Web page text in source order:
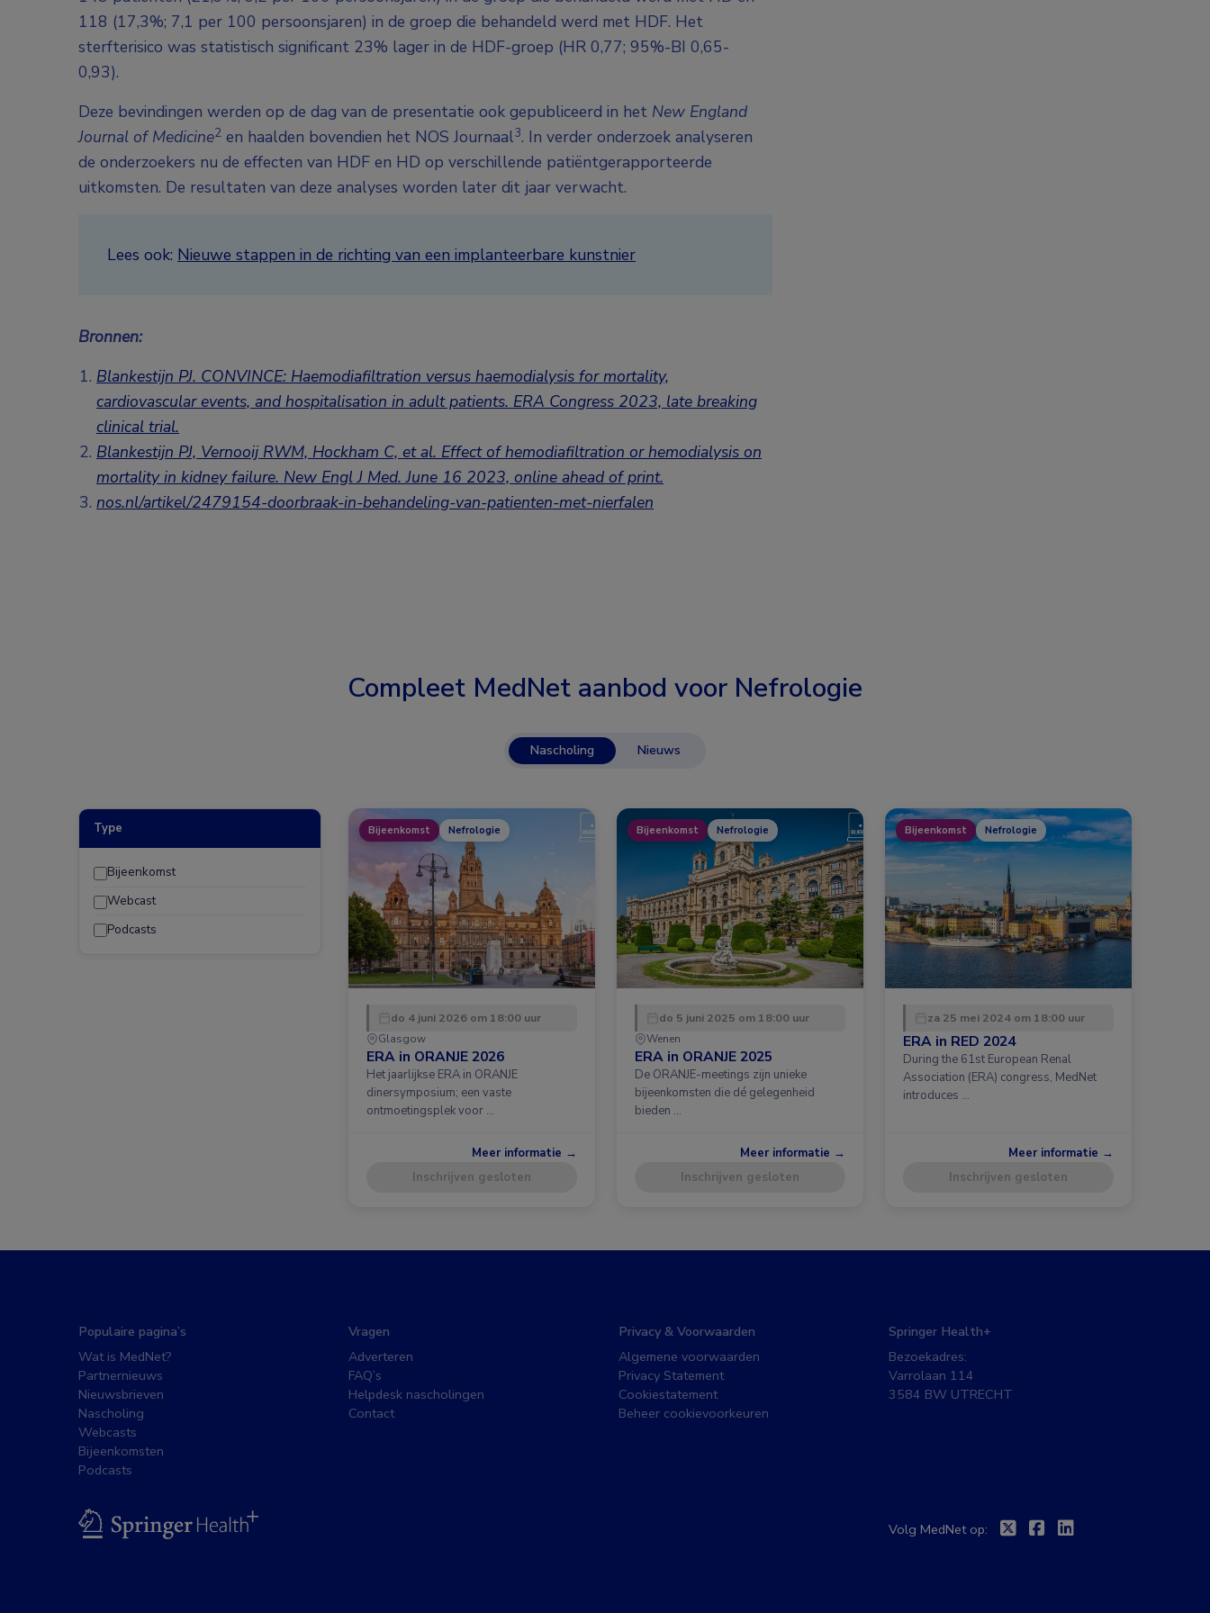
118 (17,3%; 7,1 per 100 persoonsjaren) in de groep die behandeld werd met HDF. Het
sterfterisico was statistisch significant 23% lager in de HDF-groep (HR 0,77; 95%-BI 0,65-
0,93).
Deze bevindingen werden op de dag van de presentatie ook gepubliceerd in het New England
Journal of Medicine2 en haalden bovendien het NOS Journaal3. In verder onderzoek analyseren
de onderzoekers nu de effecten van HDF en HD op verschillende patiëntgerapporteerde
uitkomsten. De resultaten van deze analyses worden later dit jaar verwacht.
Lees ook: Nieuwe stappen in de richting van een implanteerbare kunstnier
Bronnen:
Blankestijn PJ. CONVINCE: Haemodiafiltration versus haemodialysis for mortality,
cardiovascular events, and hospitalisation in adult patients. ERA Congress 2023, late breaking
clinical trial.
Blankestijn PJ, Vernooij RWM, Hockham C, et al. Effect of hemodiafiltration or hemodialysis on
mortality in kidney failure. New Engl J Med. June 16 2023, online ahead of print.
nos.nl/artikel/2479154-doorbraak-in-behandeling-van-patienten-met-nierfalen
Compleet MedNet aanbod voor Nefrologie
Nascholing Nieuws
Type
Bijeenkomst
Webcast
Podcasts
Bijeenkomst Nefrologie
do 4 juni 2026 om 18:00 uur
Glasgow
ERA in ORANJE 2026
Het jaarlijkse ERA in ORANJE
dinersymposium; een vaste
ontmoetingsplek voor …
Meer informatie →
Inschrijven gesloten
Bijeenkomst Nefrologie
do 5 juni 2025 om 18:00 uur
Wenen
ERA in ORANJE 2025
De ORANJE-meetings zijn unieke
bijeenkomsten die dé gelegenheid
bieden …
Meer informatie →
Inschrijven gesloten
Bijeenkomst Nefrologie
za 25 mei 2024 om 18:00 uur
ERA in RED 2024
During the 61st European Renal
Association (ERA) congress, MedNet
introduces …
Meer informatie →
Inschrijven gesloten
Populaire pagina’s
Wat is MedNet?
Partnernieuws
Nieuwsbrieven
Nascholing
Webcasts
Bijeenkomsten
Podcasts
Vragen
Adverteren
FAQ’s
Helpdesk nascholingen
Contact
Privacy & Voorwaarden
Algemene voorwaarden
Privacy Statement
Cookiestatement
Beheer cookievoorkeuren
Springer Health+
Bezoekadres:
Varrolaan 114
3584 BW UTRECHT
BSL
Volg MedNet op: TwitterFacebook
Linkedin